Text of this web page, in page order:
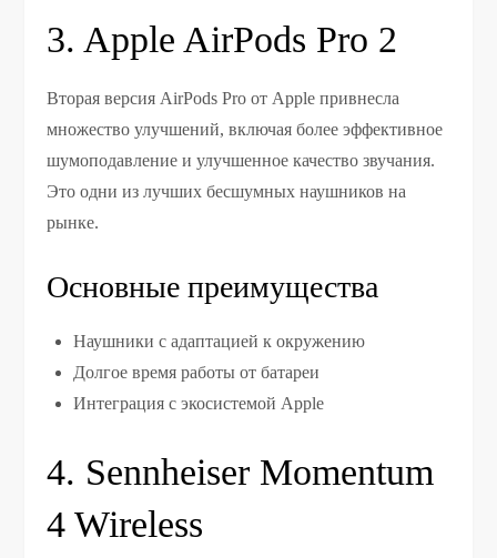
3. Apple AirPods Pro 2
Вторая версия AirPods Pro от Apple привнесла
множество улучшений, включая более эффективное
шумоподавление и улучшенное качество звучания.
Это одни из лучших бесшумных наушников на
рынке.
Основные преимущества
Наушники с адаптацией к окружению
Долгое время работы от батареи
Интеграция с экосистемой Apple
4. Sennheiser Momentum
4 Wireless